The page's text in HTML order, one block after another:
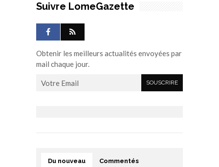
Suivre LomeGazette
Obtenir les meilleurs actualités envoyées par
mail chaque jour.
Du nouveau Commentés